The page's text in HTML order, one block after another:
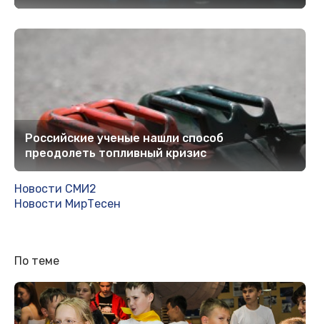
Российские ученые нашли способ
преодолеть топливный кризис
Новости СМИ2
Новости МирТесен
По теме